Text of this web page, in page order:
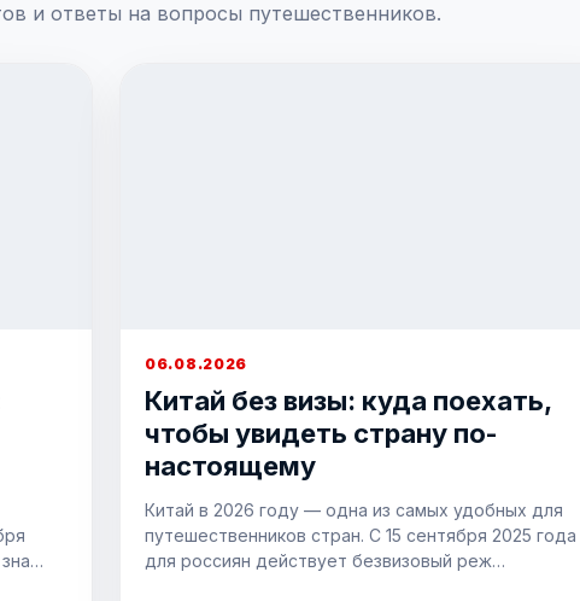
и ответы на вопросы путешественников.
06.08.2026
Китай без визы: куда поехать,
чтобы увидеть страну по-
настоящему
Китай в 2026 году — одна из самых удобных для
путешественников стран. С 15 сентября 2025 года
для россиян действует безвизовый реж…